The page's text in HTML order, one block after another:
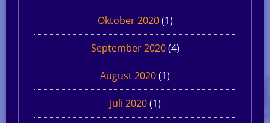
Oktober 2020(1)
September 2020(4)
August 2020(1)
Juli 2020(1)